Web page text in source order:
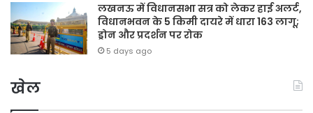
लखनऊ में विधानसभा सत्र को लेकर हाई अलर्ट,
विधानभवन के 5 किमी दायरे में धारा 163 लागू;
ड्रोन और प्रदर्शन पर रोक
5 days ago
खेल